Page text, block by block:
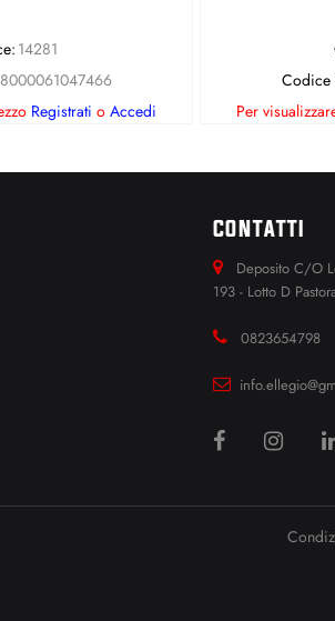
14281
8000061047466
Registrati o Accedi
Codice
Per
CONTATTI
Deposito C/O
193 - Lotto D
0823654798